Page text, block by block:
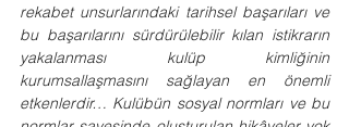
rekabet unsurlarındaki tarihsel başarıları ve
bu başarılarını sürdürülebilir kılan istikrarın
yakalanması kulüp kimliğinin
kurumsallaşmasını sağlayan en önemli
etkenlerdir… Kulübün sosyal normları ve bu